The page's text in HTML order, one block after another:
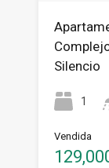
Silencio
1
Vendida